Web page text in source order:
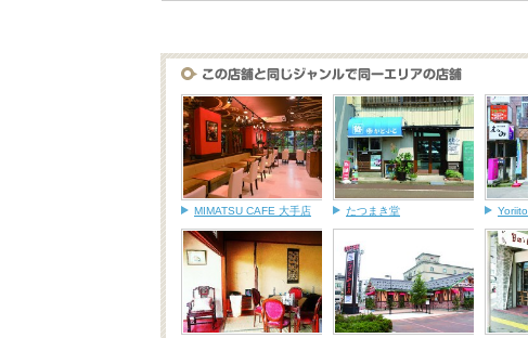
MIMATSU CAFE 大手店 たつまき堂 Yoriito